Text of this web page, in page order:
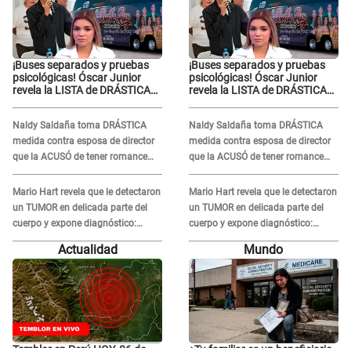
¡Buses separados y pruebas
psicológicas! Óscar Junior
revela la LISTA de DRÁSTICAS
en 'La Bella Luz' tras caso
Naldy Saldaña
Naldy Saldaña toma DRÁSTICA
medida contra esposa de director
que la ACUSÓ de tener romance
con él: "Muy triste..."
Mario Hart revela que le detectaron
un TUMOR en delicada parte del
cuerpo y expone diagnóstico:
"Dolores muy fuertes..."
¡Buses separados y pruebas
psicológicas! Óscar Junior
revela la LISTA de DRÁSTICAS
en 'La Bella Luz' tras caso
Naldy Saldaña
Naldy Saldaña toma DRÁSTICA
medida contra esposa de director
que la ACUSÓ de tener romance
con él: "Muy triste..."
Mario Hart revela que le detectaron
un TUMOR en delicada parte del
cuerpo y expone diagnóstico:
"Dolores muy fuertes..."
Actualidad Mundo